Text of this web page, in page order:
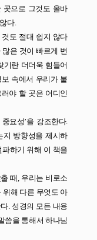
곳으로 그것도 올바
다.
도 절대 쉽지 않다
은 것이 빠르게 변
기란 더더욱 힘들어
속에서 우리가 붙
야 할 곳은 어디인
요성’을 강조한다.
지 방향성을 제시하
하기 위해 이 책을
때, 우리는 비로소
위해 다른 무엇도 아
. 성경의 모든 내용
씀을 통해서 하나님